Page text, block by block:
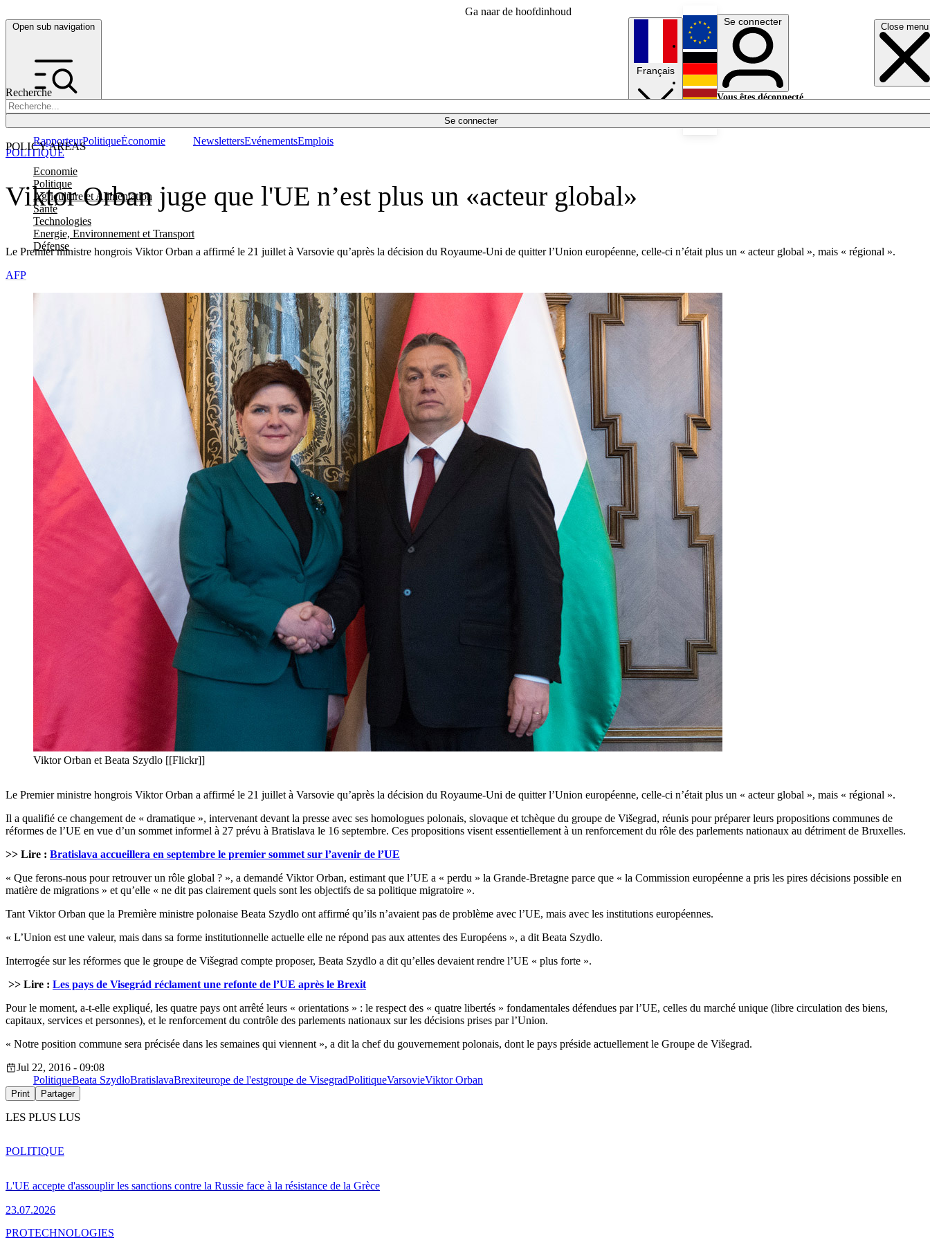
Ga naar de hoofdinhoud
Open sub navigation Close menu
Recherche
Se connecter
POLICY AREAS
Economie
Politique
Agriculture et Alimentation
Santé
Technologies
Energie, Environnement et Transport
Défense
RapporteurPolitiqueÉconomie NewslettersEvénementsEmplois
Français
English
Deutsch
Se connecter
Vous êtes déconnecté.
Viktor Orban juge que l'UE n’est plus un «acteur global»
Le Premier ministre hongrois Viktor Orban a affirmé le 21 juillet à Varsovie qu’après la décision du Royaume-Uni de quitter l’Union européenne, celle-ci n’était plus un « acteur global », mais « régional ».
POLITIQUE
AFP
Viktor Orban et Beata Szydlo [[Flickr]]
Le Premier ministre hongrois Viktor Orban a affirmé le 21 juillet à Varsovie qu’après la décision du Royaume-Uni de quitter l’Union européenne, celle-ci n’était plus un « acteur global », mais « régional ».
Il a qualifié ce changement de « dramatique », intervenant devant la presse avec ses homologues polonais, slovaque et tchèque du groupe de Višegrad, réunis pour préparer leurs propositions communes de
réformes de l’UE en vue d’un sommet informel à 27 prévu à Bratislava le 16 septembre. Ces propositions visent essentiellement à un renforcement du rôle des parlements nationaux au détriment de Bruxelles.
>> Lire : Bratislava accueillera en septembre le premier sommet sur l’avenir de l’UE
« Que ferons-nous pour retrouver un rôle global ? », a demandé Viktor Orban, estimant que l’UE a « perdu » la Grande-Bretagne parce que « la Commission européenne a pris les pires décisions possible en
matière de migrations » et qu’elle « ne dit pas clairement quels sont les objectifs de sa politique migratoire ».
Tant Viktor Orban que la Première ministre polonaise Beata Szydlo ont affirmé qu’ils n’avaient pas de problème avec l’UE, mais avec les institutions européennes.
« L’Union est une valeur, mais dans sa forme institutionnelle actuelle elle ne répond pas aux attentes des Européens », a dit Beata Szydlo.
Interrogée sur les réformes que le groupe de Višegrad compte proposer, Beata Szydlo a dit qu’elles devaient rendre l’UE « plus forte ».
>> Lire : Les pays de Visegrád réclament une refonte de l’UE après le Brexit
Pour le moment, a-t-elle expliqué, les quatre pays ont arrêté leurs « orientations » : le respect des « quatre libertés » fondamentales défendues par l’UE, celles du marché unique (libre circulation des biens,
capitaux, services et personnes), et le renforcement du contrôle des parlements nationaux sur les décisions prises par l’Union.
« Notre position commune sera précisée dans les semaines qui viennent », a dit la chef du gouvernement polonais, dont le pays préside actuellement le Groupe de Višegrad.
Jul 22, 2016 - 09:08
PolitiqueBeata SzydłoBratislavaBrexiteurope de l'estgroupe de VisegradPolitiqueVarsovieViktor Orban
Print Partager
LES PLUS LUS
L'UE accepte d'assouplir les sanctions contre la Russie face à la résistance de la Grèce
23.07.2026
POLITIQUE
PROTECHNOLOGIES